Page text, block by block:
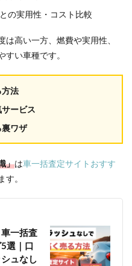
の実用性・コスト比較
高い一方、燃費や実用性、
い車種です。
法
ービス
ワザ
」は車一括査定サイトおすす
。
車一括査
選｜口
ュなし